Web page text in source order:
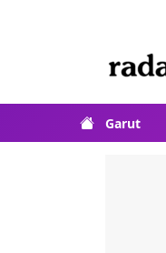
Garut